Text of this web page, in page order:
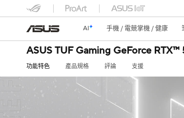
AI 手機 / 電競掌機 / 健康
ASUS TUF Gaming GeForce
功能特色 產品規格 評論 支援